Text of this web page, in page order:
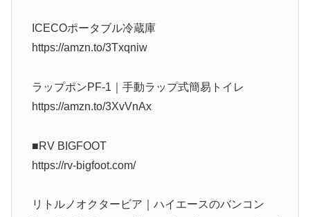
ICECOポータブル冷蔵庫
https://amzn.to/3Txqniw
ラップポンPF-1｜手動ラップ式簡易トイレ
https://amzn.to/3XvVnAx
■RV BIGFOOT
https://rv-bigfoot.com/
リトルノオクタービア｜ハイエースのバンコン